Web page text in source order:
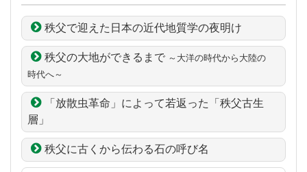
秩父で迎えた日本の近代地質学の夜明け
秩父の大地ができるまで～大洋の時代から大陸の
時代へ～
「放散虫革命」によって若返った「秩父古生
層」
秩父に古くから伝わる石の呼び名